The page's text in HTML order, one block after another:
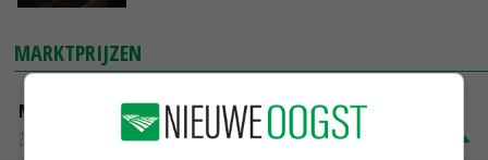
MARKTPRIJZEN
Magere melkpoeder
Zuivel NL
€ 269,00